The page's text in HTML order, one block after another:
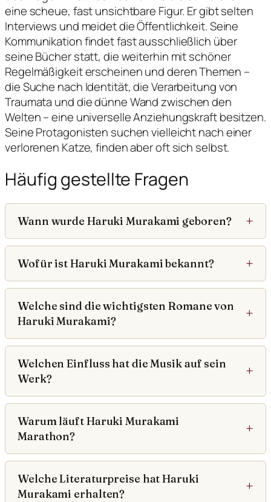
eine scheue, fast unsichtbare Figur. Er gibt selten
Interviews und meidet die Öffentlichkeit. Seine
Kommunikation findet fast ausschließlich über
seine Bücher statt, die weiterhin mit schöner
Regelmäßigkeit erscheinen und deren Themen –
die Suche nach Identität, die Verarbeitung von
Traumata und die dünne Wand zwischen den
Welten – eine universelle Anziehungskraft besitzen.
Seine Protagonisten suchen vielleicht nach einer
verlorenen Katze, finden aber oft sich selbst.
Häufig gestellte Fragen
Wann wurde Haruki Murakami geboren?
Wofür ist Haruki Murakami bekannt?
Welche sind die wichtigsten Romane von
Haruki Murakami?
Welchen Einfluss hat die Musik auf sein
Werk?
Warum läuft Haruki Murakami
Marathon?
Welche Literaturpreise hat Haruki
Murakami erhalten?